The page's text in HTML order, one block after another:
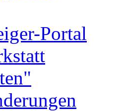
Portal